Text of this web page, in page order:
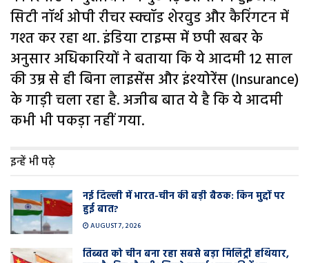
सिटी नॉर्थ ओपी रीचर स्क्वॉड शेरवुड और कैरिंगटन में
गश्त कर रहा था. इंडिया टाइम्स में छपी खबर के
अनुसार अधिकारियों ने बताया कि ये आदमी 12 साल
की उम्र से ही बिना लाइसेंस और इंश्योरेंस (Insurance)
के गाड़ी चला रहा है. अजीब बात ये है कि ये आदमी
कभी भी पकड़ा नहीं गया.
इन्हें भी पढ़े
नई दिल्ली में भारत-चीन की बड़ी बैठक: किन मुद्दों पर
हुई बात?
AUGUST 7, 2026
तिब्बत को चीन बना रहा सबसे बड़ा मिलिट्री हथियार,